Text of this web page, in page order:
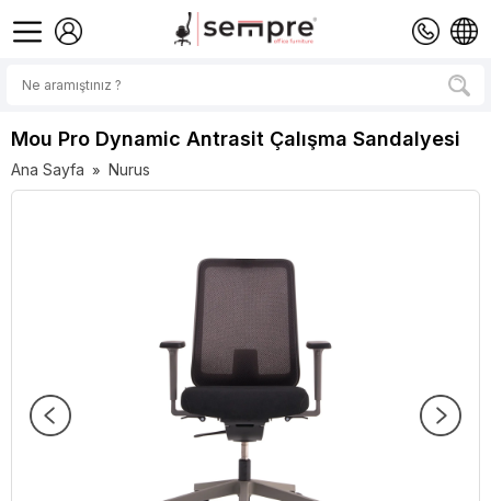
Mou Pro Dynamic Antrasit Çalışma Sandalyesi
Ana Sayfa » Nurus